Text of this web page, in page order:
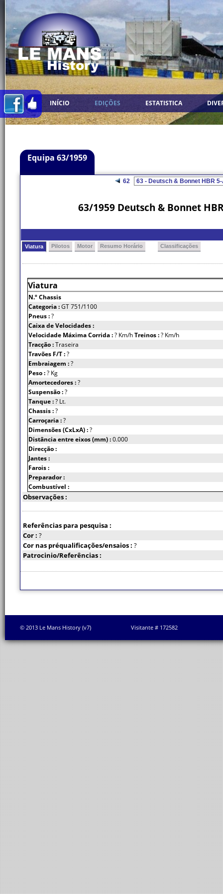
INÍCIO EDIÇÕES ESTATISTICA
Equipa 63/1959
62
63/1959 Deutsch & Bonnet
Viatura Pilotos Motor Resumo Horário Classificações
Viatura
N.º Chassis
Categoria :GT 751/1100
Pneus :?
Caixa de Velocidades :
Velocidade Máxima Corrida :? Km/hTreinos :? Km/h
Tracção :Traseira
Travões F/T :?
Embraiagem :?
Peso :? Kg
Amortecedores :?
Suspensão :?
Tanque :? Lt.
Chassis :?
Carroçaria :?
Dimensões (CxLxA) :?
Distância entre eixos (mm) :0.000
Direcção :
Jantes :
Farois :
Preparador :
Combustível :
Observações :
Referências para pesquisa :
Cor : ?
Cor nas préqualificações/ensaios : ?
Patrocinio/Referências :
© 2013 Le Mans History (v7) Visitante # 172582